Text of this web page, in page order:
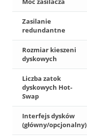
Zasilanie
redundantne
Rozmiar kieszeni
dyskowych
Liczba zatok
dyskowych Hot-
Swap
Interfejs dysków
(główny/opcjonalny)